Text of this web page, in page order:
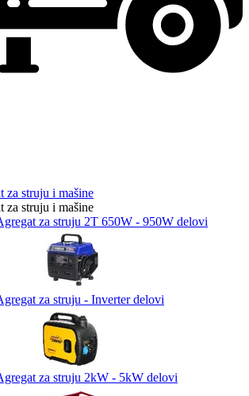
za struju i mašine
za struju i mašine
za struju 2T 650W - 950W delovi
za struju - Inverter delovi
za struju 2kW - 5kW delovi